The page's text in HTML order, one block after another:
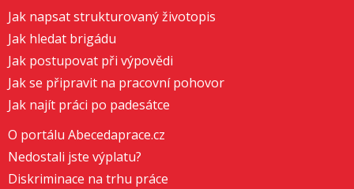
Jak napsat strukturovaný životopis
Jak hledat brigádu
Jak postupovat při výpovědi
Jak se připravit na pracovní pohovor
Jak najít práci po padesátce
O portálu Abecedaprace.cz
Nedostali jste výplatu?
Diskriminace na trhu práce